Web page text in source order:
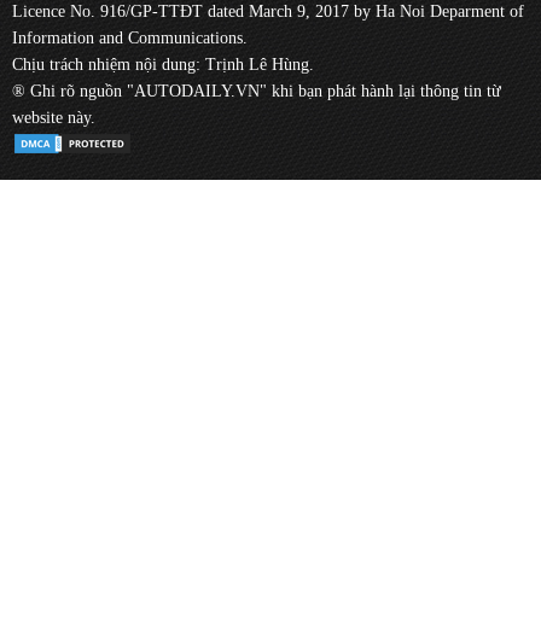
Licence No. 916/GP-TTĐT dated March 9, 2017 by Ha Noi Deparment of
Information and Communications.
Chịu trách nhiệm nội dung: Trịnh Lê Hùng.
® Ghi rõ nguồn "AUTODAILY.VN" khi bạn phát hành lại thông tin từ
website này.